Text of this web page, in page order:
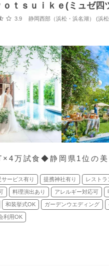
ｔｓｕｉｋｅ(ミュゼ四
口コミ評価
3.9 静岡西部（浜松・浜名湖） (浜松駅)
万試食◆静岡県1位の美
サービス有り 提携神社有り レストラ
料理演出あり アレルギー対応可
和装挙式OK ガーデンウエディング
利用OK